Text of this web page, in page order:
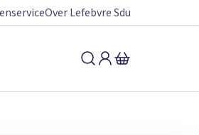
Over Lefebvre Sdu